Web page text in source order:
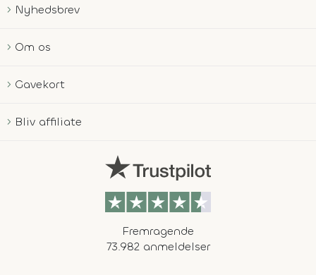
Nyhedsbrev
Om os
Gavekort
Bliv affiliate
Fremragende
73.982 anmeldelser